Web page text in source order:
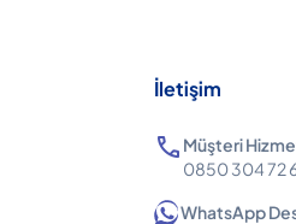
İletişim
call Müşteri
0850 304 72
WhatsApp